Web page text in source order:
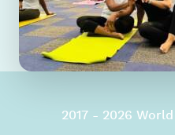
2017 - 2026